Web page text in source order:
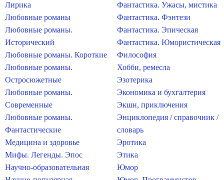
Лирика
Любовные романы
Любовные романы.
Исторический
Любовные романы. Короткие
Любовные романы.
Остросюжетные
Любовные романы.
Современные
Любовные романы.
Фантастические
Медицина и здоровье
Мифы. Легенды. Эпос
Научно-образовательная
Фантастика. Ужасы, мистика
Фантастика. Фэнтези
Фантастика. Эпическая
Фантастика. Юмористическая
Философия
Хобби, ремесла
Эзотерика
Экономика и бухгалтерия
Экшн, приключения
Энциклопедия / справочник /
словарь
Эротика
Этика
Юмор